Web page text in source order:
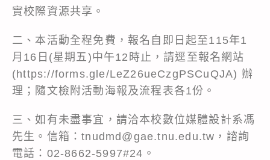
實校際資源共享。
二、本活動全程免費，報名自即日起至115年1
月16日(星期五)中午12時止，請逕至報名網站
(https://forms.gle/LeZ26ueCzgPSCuQJA) 辦
理；隨文檢附活動海報及流程表各1份。
三、如有未盡事宜，請洽本校數位媒體設計系馮
先生。信箱：tnudmd@gae.tnu.edu.tw，諮詢
電話：02-8662-5997#24。